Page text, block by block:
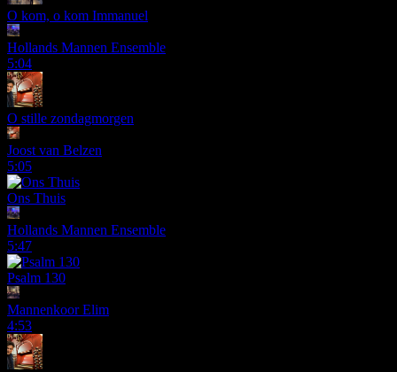
O kom, o kom Immanuel
Hollands Mannen Ensemble
5:04
O stille zondagmorgen
Joost van Belzen
5:05
Ons Thuis
Hollands Mannen Ensemble
5:47
Psalm 130
Mannenkoor Elim
4:53